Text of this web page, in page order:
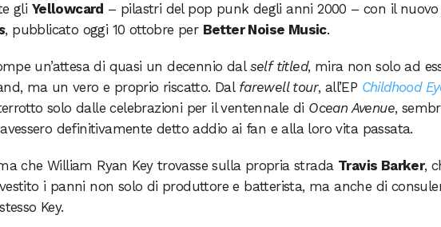
gli Yellowcard – pilastri del pop punk degli anni 2000 – con il nuovo
, pubblicato oggi 10 ottobre per Better Noise Music.
un’attesa di quasi un decennio dalself titled, mira non solo ad
ma un vero e proprio riscatto. Dal farewell tour, all’EP Childhood
solo dalle celebrazioni per il ventennale di Ocean Avenue,
definitivamente detto addio ai fan e alla loro vita passata.
che William Ryan Key trovasse sulla propria strada Travis Barker,
i panni non solo di produttore e batterista, ma anche di
Key.